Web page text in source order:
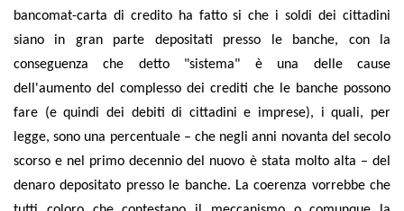
bancomat-carta di credito ha fatto si che i soldi dei cittadini
siano in gran parte depositati presso le banche, con la
conseguenza che detto "sistema" è una delle cause
dell'aumento del complesso dei crediti che le banche possono
fare (e quindi dei debiti di cittadini e imprese), i quali, per
legge, sono una percentuale – che negli anni novanta del secolo
scorso e nel primo decennio del nuovo è stata molto alta – del
denaro depositato presso le banche. La coerenza vorrebbe che